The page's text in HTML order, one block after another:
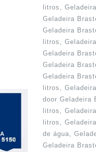
litros,
Geladeira
Geladeira
litros,
Geladeira
Geladeira
Geladeira
litros,
door Geladeira
litros,
litros,
de água,
Geladeira